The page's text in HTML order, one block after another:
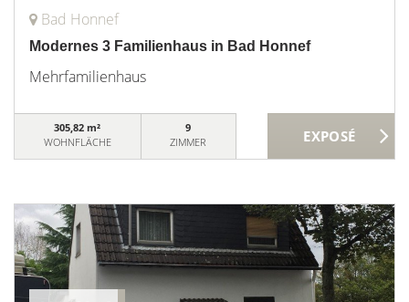
Bad Honnef
Modernes 3 Familienhaus in Bad Honnef
Mehrfamilienhaus
305,82 m²
WOHNFLÄCHE
9
ZIMMER